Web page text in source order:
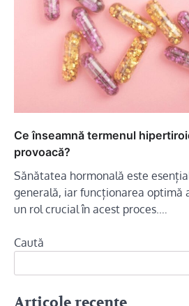
Ce înseamnă termenul
provoacă?
Sănătatea hormonală este
generală, iar funcționarea optimă
un rol crucial în acest proces.…
Caută